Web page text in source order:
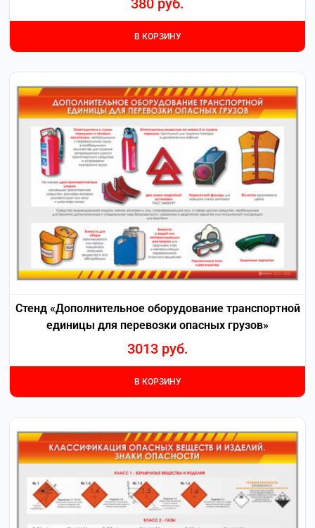
В КОРЗИНУ
Стенд «Дополнительное оборудование транспортной
единицы для перевозки опасных грузов»
3013 руб.
В КОРЗИНУ